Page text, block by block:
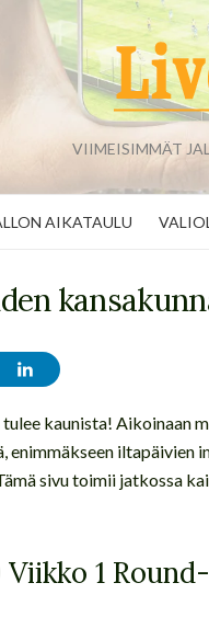
VIIMEISIMMÄT
AIKATAULU
kaunista! Aikoinaan
enimmäkseen iltapäivien
sivu toimii jatkossa
1